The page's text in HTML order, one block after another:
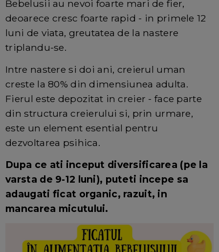
Bebelusii au nevoi foarte mari de fier,
deoarece cresc foarte rapid - in primele 12
luni de viata, greutatea de la nastere
triplandu-se.
Intre nastere si doi ani, creierul uman
creste la 80% din dimensiunea adulta.
Fierul este depozitat in creier - face parte
din structura creierului si, prin urmare,
este un element esential pentru
dezvoltarea psihica.
Dupa ce ati inceput diversificarea (pe la
varsta de 9-12 luni), puteti incepe sa
adaugati ficat organic, razuit, in
mancarea micutului.